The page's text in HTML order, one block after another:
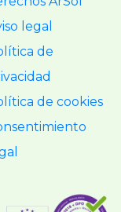
legal
de
de cookies